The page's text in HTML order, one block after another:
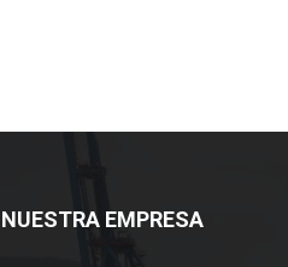
NUESTRA EMPRESA